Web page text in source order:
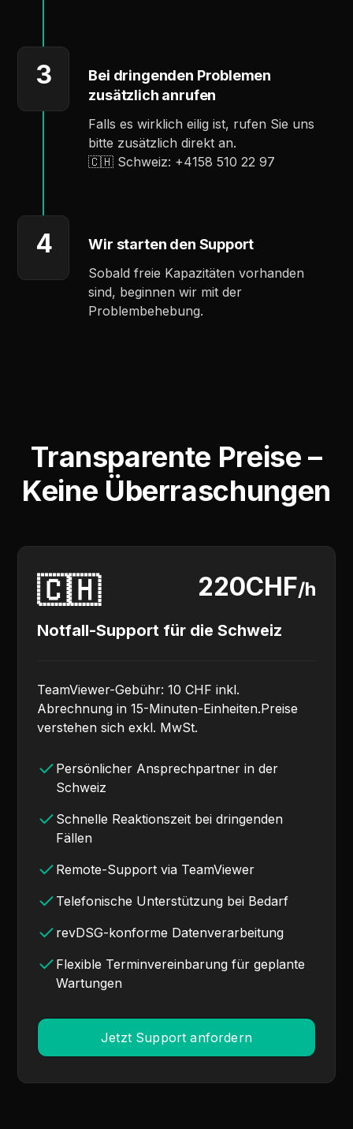
3
Bei dringenden Problemen
zusätzlich anrufen
Falls es wirklich eilig ist, rufen Sie uns
bitte zusätzlich direkt an.
🇨🇭 Schweiz: +4158 510 22 97
4 Wir starten den Support
Sobald freie Kapazitäten vorhanden
sind, beginnen wir mit der
Problembehebung.
Transparente Preise –
Keine Überraschungen
🇨🇭 220CHF/h
Notfall-Support für die Schweiz
TeamViewer-Gebühr: 10 CHF inkl.
Abrechnung in 15-Minuten-Einheiten.Preise
verstehen sich exkl. MwSt.
Persönlicher Ansprechpartner in der
Schweiz
Schnelle Reaktionszeit bei dringenden
Fällen
Remote-Support via TeamViewer
Telefonische Unterstützung bei Bedarf
revDSG-konforme Datenverarbeitung
Flexible Terminvereinbarung für geplante
Wartungen
Jetzt Support anfordern